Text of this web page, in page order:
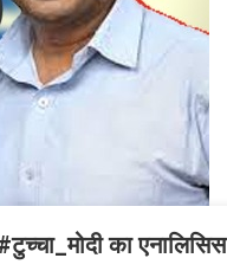
का एनालिसिस